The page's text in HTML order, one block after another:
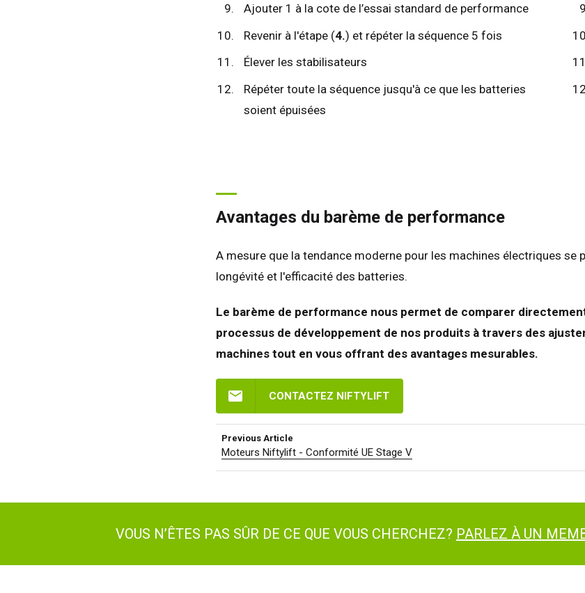
Ajouter 1 à la cote de l’essai standard de performance
Revenir à l'étape (4.) et répéter la séquence 5 fois
Élever les stabilisateurs
Répéter toute la séquence jusqu'à ce que les batteries
soient épuisées
Avantages du barème de performance
A mesure que la tendance moderne pour les machines électriques
longévité et l'efficacité des batteries.
Le barème de performance nous permet de comparer
processus de développement de nos produits à travers des
machines tout en vous offrant des avantages mesurables.
CONTACTEZ NIFTYLIFT
Previous Article
Moteurs Niftylift - Conformité UE Stage V
VOUS N’ÊTES PAS SÛR DE CE QUE VOUS CHERCHEZ? PARLEZ À UN